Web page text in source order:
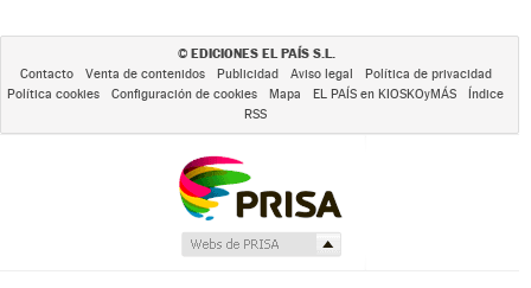
© EDICIONES EL PAÍS S.L.
Contacto Venta de contenidos Publicidad Aviso legal
Política de privacidad
Política cookies
Configuración de cookies Mapa EL PAÍS en KIOSKOyMÁS
Índice
RSS